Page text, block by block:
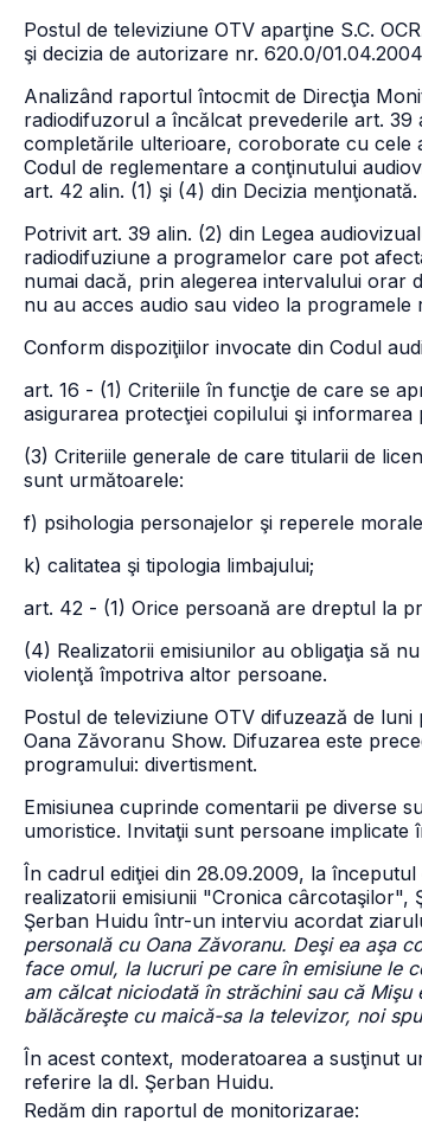
Postul de televiziune OTV aparţine S.C.
şi decizia de autorizare nr. 620.0/
Analizând raportul întocmit de Direcţia
radiodifuzorul a încălcat prevederile art.
completările ulterioare, coroborate cu cele
Codul de reglementare a conţinutului
art. 42 alin. (1) şi (4) din Decizia menţionată.
Potrivit art. 39 alin. (2) din Legea
radiodifuziune a programelor care pot
numai dacă, prin alegerea intervalului orar
nu au acces audio sau video la programele
Conform dispoziţiilor invocate din Codul
art. 16 - (1) Criteriile în funcţie de care se
asigurarea protecţiei copilului şi
(3) Criteriile generale de care titularii de
sunt următoarele:
f) psihologia personajelor şi reperele
k) calitatea şi tipologia limbajului;
art. 42 - (1) Orice persoană are dreptul la
(4) Realizatorii emisiunilor au obligaţia să
violenţă împotriva altor persoane.
Postul de televiziune OTV difuzează de
Oana Zăvoranu Show. Difuzarea este
programului: divertisment.
Emisiunea cuprinde comentarii pe diverse
umoristice. Invitaţii sunt persoane
În cadrul ediţiei din 28.09.2009, la
realizatorii emisiunii "Cronica cârcotaşilor",
Şerban Huidu într-un interviu acordat
personală cu Oana Zăvoranu. Deşi ea aşa
face omul, la lucruri pe care în emisiune le
am călcat niciodată în străchini sau că
bălăcăreşte cu maică-sa la televizor, noi
În acest context, moderatoarea a susţinut
referire la dl. Şerban Huidu.
Redăm din raportul de monitorizarae: